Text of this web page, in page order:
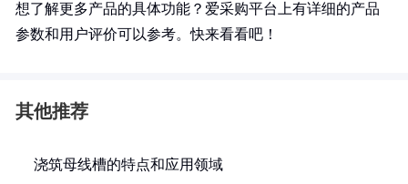
想了解更多产品的具体功能？爱采购平台上有详细的产品
参数和用户评价可以参考。快来看看吧！
其他推荐
浇筑母线槽的特点和应用领域